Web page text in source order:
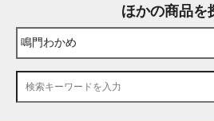
ほかの商品を